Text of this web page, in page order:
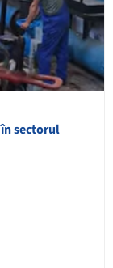
sectorul